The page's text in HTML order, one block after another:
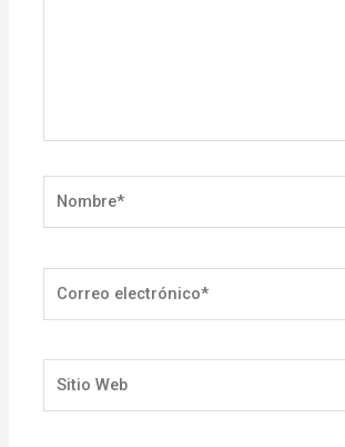
electrónico*
Web